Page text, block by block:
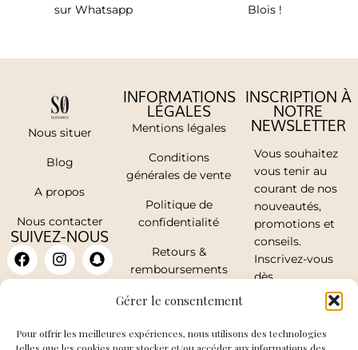
Gérer le consentement
Pour offrir les meilleures expériences, nous utilisons des technologies
sur Whatsapp
Blois !
Nous situer
Blog
A propos
Nous contacter
SUIVEZ-NOUS
INFORMATIONS
LÉGALES
Mentions légales
Conditions
générales de vente
Politique de
confidentialité
Retours &
remboursements
Mon compte
INSCRIPTION À
NOTRE
NEWSLETTER
Vous souhaitez
vous tenir au
courant de nos
nouveautés,
promotions et
conseils.
Inscrivez-vous
dès